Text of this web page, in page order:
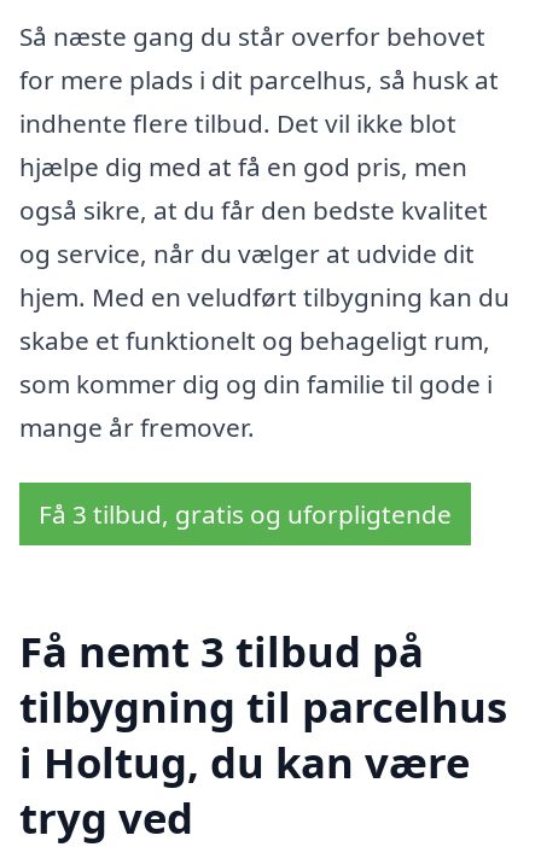
Så næste gang du står overfor behovet
for mere plads i dit parcelhus, så husk at
indhente flere tilbud. Det vil ikke blot
hjælpe dig med at få en god pris, men
også sikre, at du får den bedste kvalitet
og service, når du vælger at udvide dit
hjem. Med en veludført tilbygning kan du
skabe et funktionelt og behageligt rum,
som kommer dig og din familie til gode i
mange år fremover.
Få 3 tilbud, gratis og uforpligtende
Få nemt 3 tilbud på
tilbygning til parcelhus
i Holtug, du kan være
tryg ved